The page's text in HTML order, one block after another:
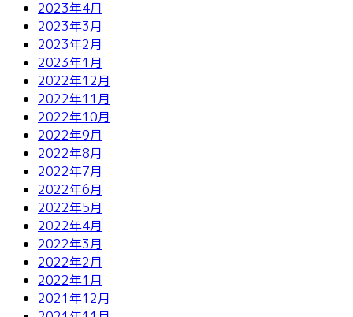
2023年4月
2023年3月
2023年2月
2023年1月
2022年12月
2022年11月
2022年10月
2022年9月
2022年8月
2022年7月
2022年6月
2022年5月
2022年4月
2022年3月
2022年2月
2022年1月
2021年12月